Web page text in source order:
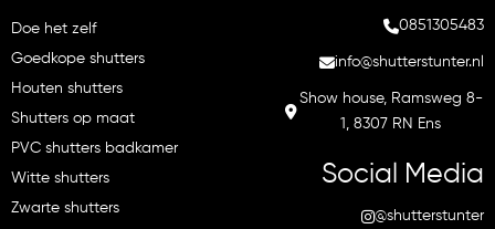
Doe het zelf
Goedkope shutters
Houten shutters
Shutters op maat
PVC shutters badkamer
Witte shutters
Zwarte shutters
0851305483
info@shutterstunter.nl
Show house, Ramsweg 8-
1, 8307 RN Ens
Social Media
@shutterstunter